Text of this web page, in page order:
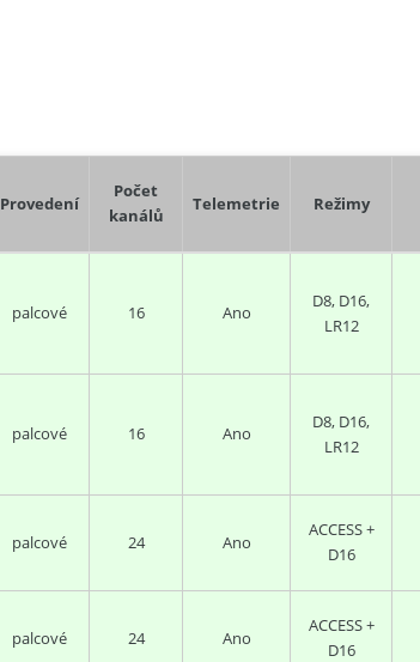
Provedení
Počet
kanálů
Telemetrie Režimy
palcové 16 Ano
D8, D16,
LR12
palcové 16 Ano
D8, D16,
LR12
palcové 24 Ano
ACCESS +
D16
palcové 24 Ano
ACCESS +
D16